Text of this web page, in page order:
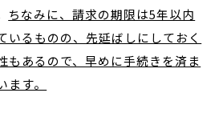
ちなみに、請求の期限は5年以内
いるものの、先延ばしにしておく
もあるので、早めに手続きを済ま
す。